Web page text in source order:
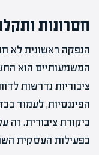
חסרונות
הנפקה ראשונית לא
המשמעותיים הוא
ציבוריות נדרשות
הפיננסיות, לעמוד
ביקורת ציבורית.
בפעילות העסקית